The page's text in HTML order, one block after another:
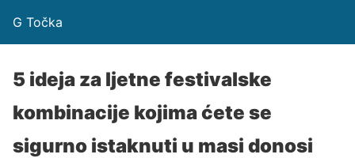
G Točka
5 ideja za ljetne festivalske
kombinacije kojima ćete se
sigurno istaknuti u masi donosi